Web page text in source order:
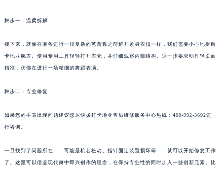
舞步一：温柔拆解
接下来，就像在准备进行一段复杂的芭蕾舞之前解开紧身衣扣一样，我们需要小心地拆解
卡地亚腕表。使用专用工具轻轻打开表壳，并仔细观察内部结构。这一步要求动作轻柔而
精准，仿佛在进行一场精细的舞蹈表演。
舞步二：专业修复
如果您的手表出现问题建议您尽快拨打卡地亚售后维修服务中心热线：400-992-3692进
行咨询。
一旦找到了问题所在——可能是机芯松动、指针固定装置损坏等——就可以开始修复工作
了。这里可以借鉴现代舞中即兴创作的理念，在保持专业性的同时加入一些创新元素。比